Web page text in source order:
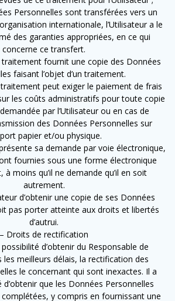
Personnelles sont transférées vers un
internationale, l’Utilisateur a le
des garanties appropriées, en ce qui
concerne ce transfert.
traitement fournit une copie des Données
faisant l’objet d’un traitement.
peut exiger le paiement de frais
les coûts administratifs pour toute copie
par l’Utilisateur ou en cas de
des Données Personnelles sur
papier et/ou physique.
sa demande par voie électronique,
fournies sous une forme électronique
à moins qu’il ne demande qu’il en soit
autrement.
d’obtenir une copie de ses Données
pas porter atteinte aux droits et libertés
d’autrui.
– Droits de rectification
possibilité d’obtenir du Responsable de
meilleurs délais, la rectification des
le concernant qui sont inexactes. Il a
que les Données Personnelles
y compris en fournissant une